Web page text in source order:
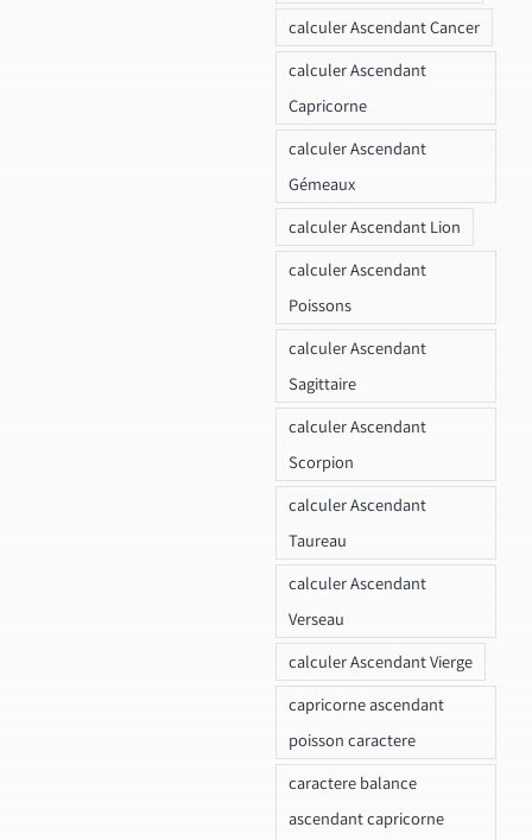
calculer Ascendant Cancer
calculer Ascendant
Capricorne
calculer Ascendant
Gémeaux
calculer Ascendant Lion
calculer Ascendant
Poissons
calculer Ascendant
Sagittaire
calculer Ascendant
Scorpion
calculer Ascendant
Taureau
calculer Ascendant
Verseau
calculer Ascendant Vierge
capricorne ascendant
poisson caractere
caractere balance
ascendant capricorne